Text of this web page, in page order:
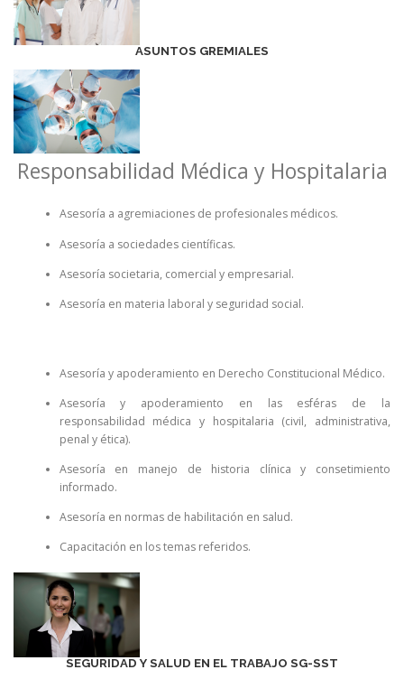
ASUNTOS GREMIALES
Responsabilidad Médica y Hospitalaria
Asesoría a agremiaciones de profesionales médicos.
Asesoría a sociedades científicas.
Asesoría societaria, comercial y empresarial.
Asesoría en materia laboral y seguridad social.
Asesoría y apoderamiento en Derecho Constitucional Médico.
Asesoría y apoderamiento en las esféras de la
responsabilidad médica y hospitalaria (civil, administrativa,
penal y ética).
Asesoría en manejo de historia clínica y consetimiento
informado.
Asesoría en normas de habilitación en salud.
Capacitación en los temas referidos.
SEGURIDAD Y SALUD EN EL TRABAJO SG-SST